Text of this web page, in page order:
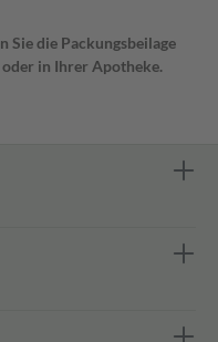
Sie die Packungsbeilage
in Ihrer Apotheke.